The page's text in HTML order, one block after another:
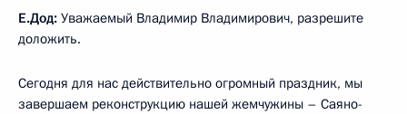
Е.Дод: Уважаемый Владимир Владимирович, разрешите
доложить.
Сегодня для нас действительно огромный праздник, мы
завершаем реконструкцию нашей жемчужины – Саяно-